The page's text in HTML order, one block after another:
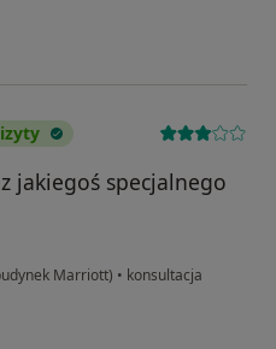
jakiegoś specjalnego
Marriott) • konsultacja